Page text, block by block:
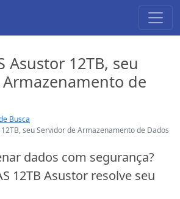
Asustor 12TB, seu
de
Busca
seu Servidor de Armazenamento de Dados
dados com segurança?
12TB Asustor resolve seu